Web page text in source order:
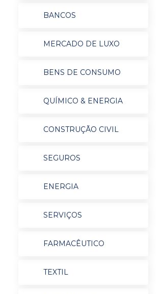
BANCOS
MERCADO DE LUXO
BENS DE CONSUMO
QUÍMICO & ENERGIA
CONSTRUÇÃO CIVIL
SEGUROS
ENERGIA
SERVIÇOS
FARMACÊUTICO
TEXTIL